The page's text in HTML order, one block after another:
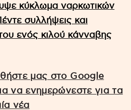
κύκλωμα ναρκωτικών
συλλήψεις και
ενός κιλού κάνναβης
μας στο Google
να ενημερώνεστε για τα
νέα